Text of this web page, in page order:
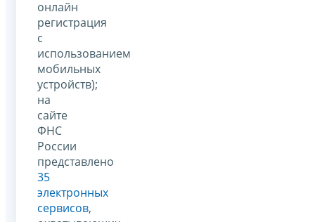
онлайн
регистрация
с
использованием
мобильных
устройств);
на
сайте
ФНС
России
представлено
35
электронных
сервисов,